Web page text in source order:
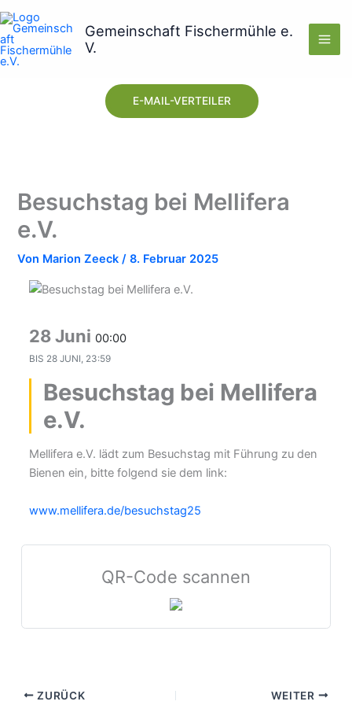
Zum
Inhalt
springen
Gemeinschaft Fischermühle e.
V.
E-MAIL-VERTEILER
Besuchstag bei Mellifera
e.V.
Von Marion Zeeck/8. Februar 2025
28 Juni00:00
BIS 28 JUNI, 23:59
Besuchstag bei Mellifera
e.V.
Mellifera e.V. lädt zum Besuchstag mit Führung zu den
Bienen ein, bitte folgend sie dem link:
www.mellifera.de/besuchstag25
QR-Code scannen
ZURÜCK WEITER